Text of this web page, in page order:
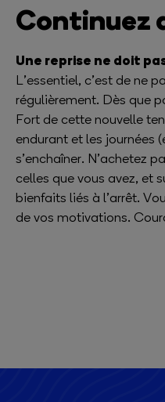
Continuez
Une reprise ne doit
L’essentiel, c’est de ne
régulièrement. Dès que
Fort de cette nouvelle
endurant et les journées
s’enchaîner. N’achetez
celles que vous avez, et
bienfaits liés à l’arrêt.
de vos motivations.